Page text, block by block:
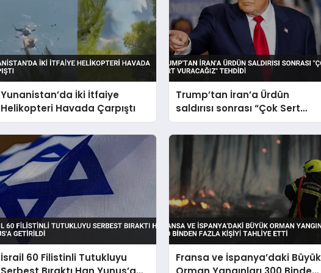
Yunanistan’da İki İtfaiye
Helikopteri Havada Çarpıştı
Trump’tan İran’a Ürdün
saldırısı sonrası “Çok Sert
Vuracağız” Tehdidi
İsrail 60 Filistinli Tutukluyu
Fransa ve İspanya’daki Büyük